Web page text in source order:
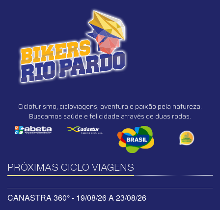
Cicloturismo, cicloviagens, aventura e paixão pela natureza.
Buscamos saúde e felicidade através de duas rodas.
PRÓXIMAS CICLO VIAGENS
CANASTRA 360° - 19/08/26 A 23/08/26